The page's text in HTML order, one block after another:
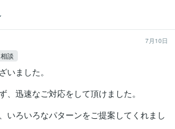
7月10日
談
いました。
、迅速なご対応をして頂けました。
いろいろなパターンをご提案してくれまし